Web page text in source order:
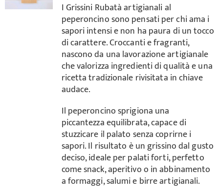
I Grissini Rubatà artigianali al
peperoncino sono pensati per chi ama i
sapori intensi e non ha paura di un tocco
di carattere. Croccanti e fragranti,
nascono da una lavorazione artigianale
che valorizza ingredienti di qualità e una
ricetta tradizionale rivisitata in chiave
audace.
Il peperoncino sprigiona una
piccantezza equilibrata, capace di
stuzzicare il palato senza coprirne i
sapori. Il risultato è un grissino dal gusto
deciso, ideale per palati forti, perfetto
come snack, aperitivo o in abbinamento
a formaggi, salumi e birre artigianali.